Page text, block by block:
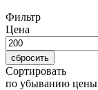
Фильтр
Цена
сбросить
Сортировать
по убыванию цены